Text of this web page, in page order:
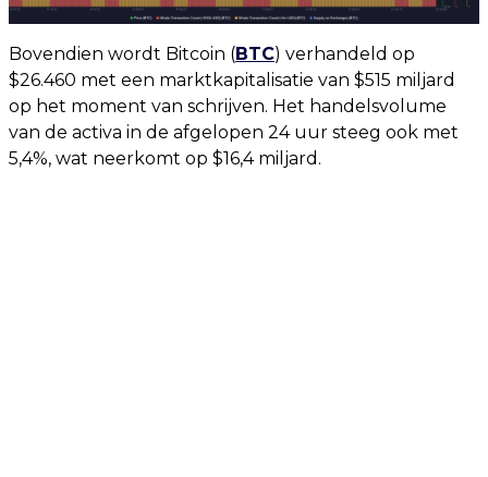
Bovendien wordt Bitcoin (BTC) verhandeld op
$26.460 met een marktkapitalisatie van $515 miljard
op het moment van schrijven. Het handelsvolume
van de activa in de afgelopen 24 uur steeg ook met
5,4%, wat neerkomt op $16,4 miljard.